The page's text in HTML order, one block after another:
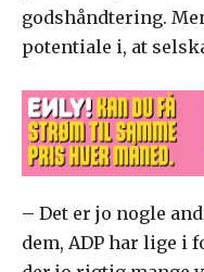
godshåndtering.
potentiale i, at
– Det er jo nogle
dem, ADP har lige i